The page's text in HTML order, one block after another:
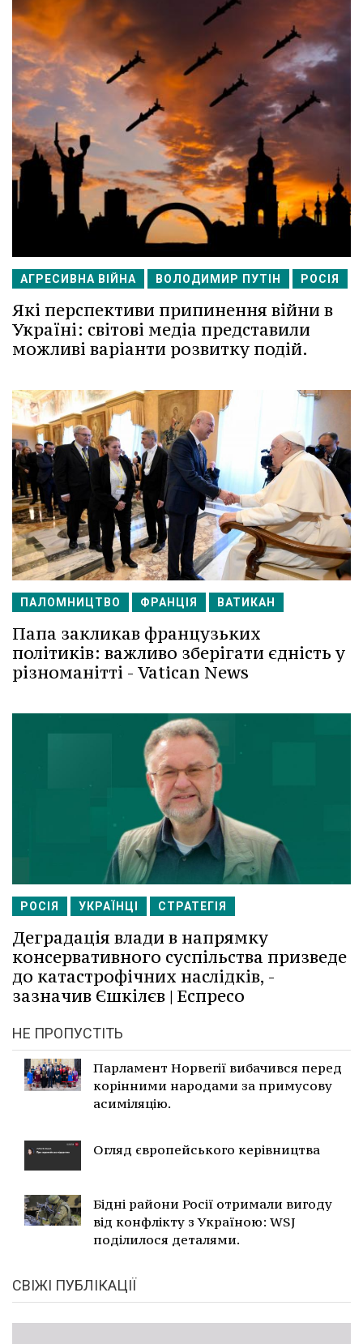
АГРЕСИВНА ВІЙНА ВОЛОДИМИР ПУТІН РОСІЯ
Які перспективи припинення війни в
Україні: світові медіа представили
можливі варіанти розвитку подій.
ПАЛОМНИЦТВО ФРАНЦІЯ ВАТИКАН
Папа закликав французьких
політиків: важливо зберігати єдність у
різноманітті - Vatican News
РОСІЯ УКРАЇНЦІ СТРАТЕГІЯ
Деградація влади в напрямку
консервативного суспільства призведе
до катастрофічних наслідків, -
зазначив Єшкілєв | Еспресо
НЕ ПРОПУСТІТЬ
Парламент Норвегії вибачився перед
корінними народами за примусову
асиміляцію.
Огляд європейського керівництва
Бідні райони Росії отримали вигоду
від конфлікту з Україною: WSJ
поділилося деталями.
СВІЖІ ПУБЛІКАЦІЇ